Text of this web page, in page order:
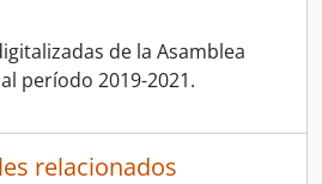
de la Asamblea
período 2019-2021.
relacionados